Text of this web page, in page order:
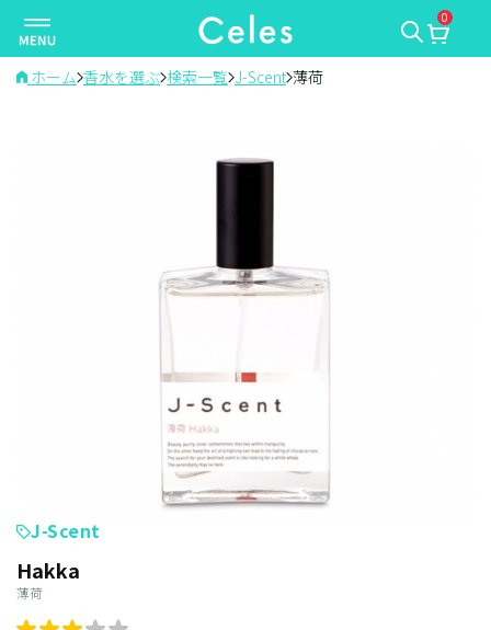
ナ
ビ
ゲ
0
ホーム 香水を選ぶ 検索一覧 J-Scent 薄荷
J-Scent
Hakka
薄荷